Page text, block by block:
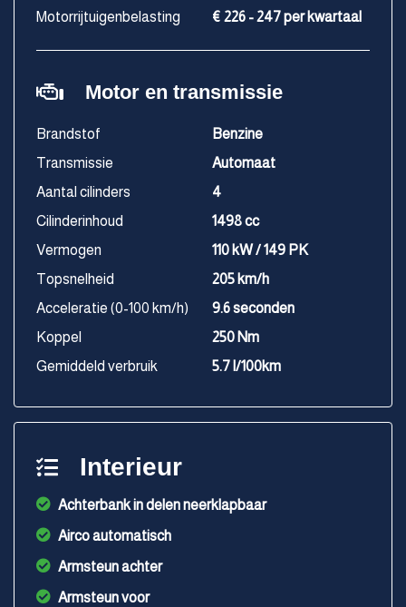
Motorrijtuigenbelasting
€ 226 - 247 per kwartaal
Motor en transmissie
Brandstof
Benzine
Transmissie
Automaat
Aantal cilinders
4
Cilinderinhoud
1498 cc
Vermogen
110 kW / 149 PK
Topsnelheid
205 km/h
Acceleratie (0-100 km/h)
9.6 seconden
Koppel
250 Nm
Gemiddeld verbruik
5.7 l/100km
Interieur
Achterbank in delen neerklapbaar
Airco automatisch
Armsteun achter
Armsteun voor